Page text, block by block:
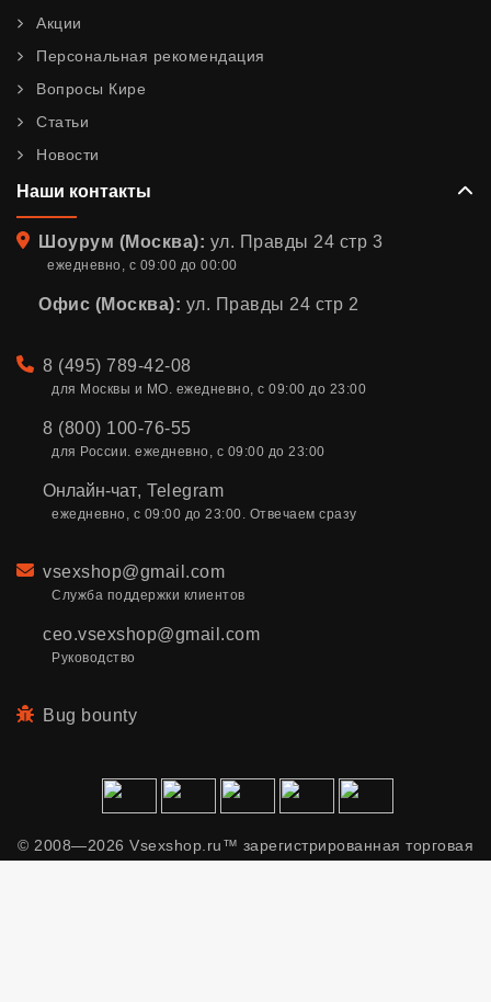
Акции
Персональная рекомендация
Вопросы Кире
Статьи
Новости
Наши контакты
Адрес
Шоурум (Москва): ул. Правды 24 стр 3
ежедневно, с 09:00 до 00:00
Офис (Москва): ул. Правды 24 стр 2
Телефон
8 (495) 789-42-08
для Москвы и МО. ежедневно, с 09:00 до 23:00
8 (800) 100-76-55
для России. ежедневно, с 09:00 до 23:00
Онлайн-чат, Telegram
ежедневно, с 09:00 до 23:00. Отвечаем сразу
Email
vsexshop@gmail.com
Служба поддержки клиентов
ceo.vsexshop@gmail.com
Руководство
Bug bounty
© 2008—2026 Vsexshop.ru™ зарегистрированная торговая